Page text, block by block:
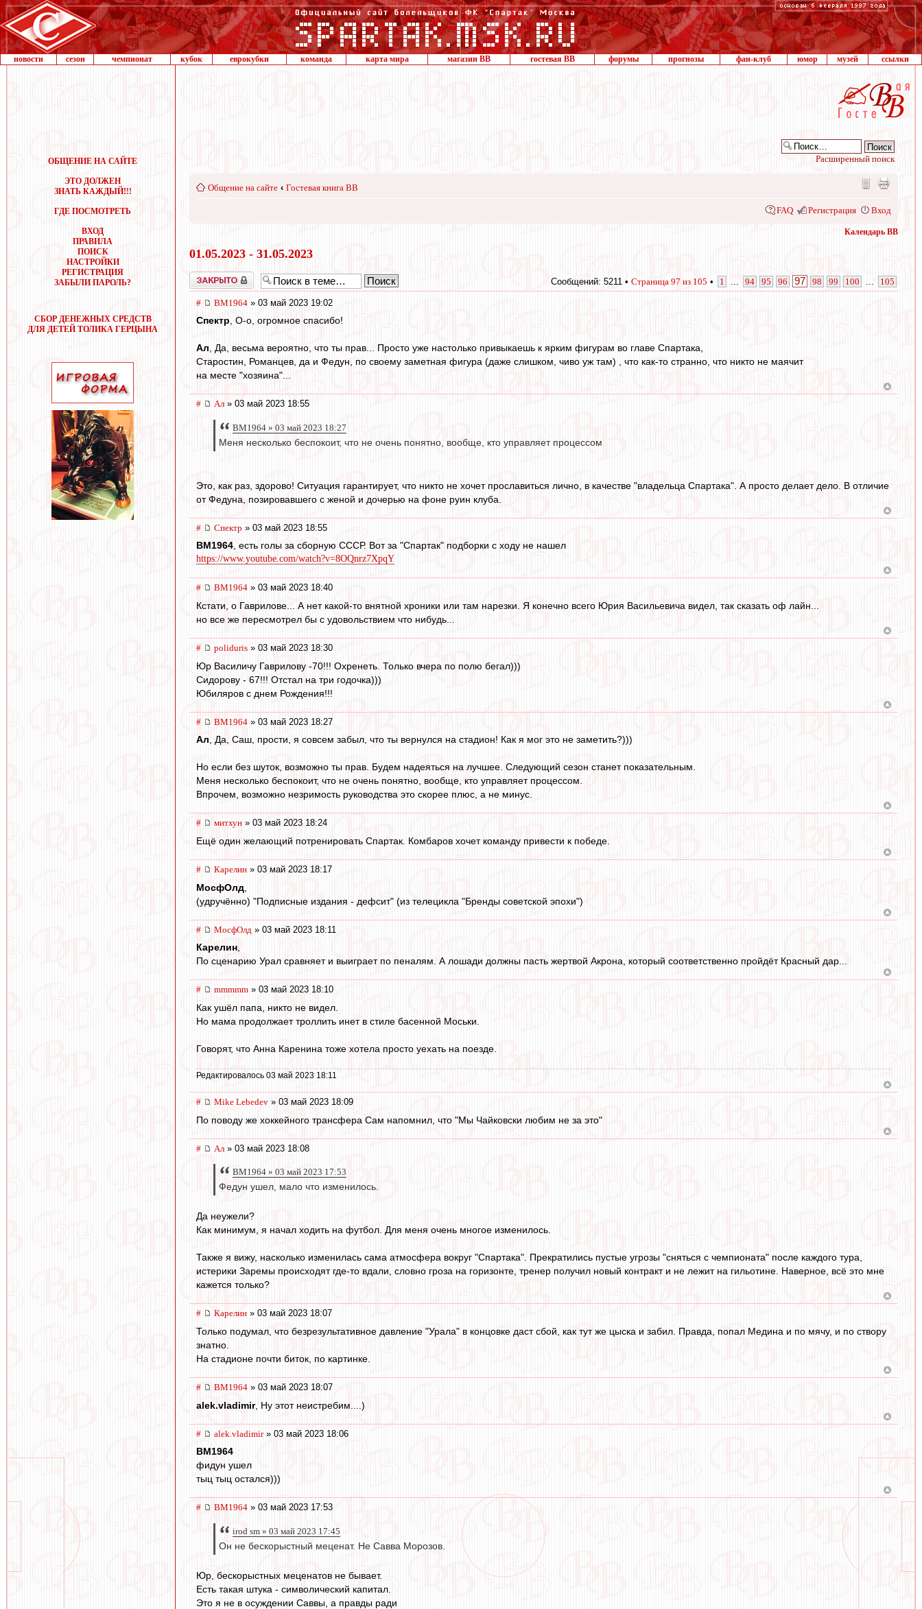
новости сезон чемпионат кубок еврокубки команда карта мира магазин ВВ гостевая ВВ форумы прогнозы фан-клуб юмор музей ссылки
ОБЩЕНИЕ НА САЙТЕ
ЭТО ДОЛЖЕН
ЗНАТЬ КАЖДЫЙ!!!
ГДЕ ПОСМОТРЕТЬ
ВХОД
ПРАВИЛА
ПОИСК
НАСТРОЙКИ
РЕГИСТРАЦИЯ
ЗАБЫЛИ ПАРОЛЬ?
СБОР ДЕНЕЖНЫХ СРЕДСТВ
ДЛЯ ДЕТЕЙ ТОЛИКА ГЕРЦЫНА
Расширенный поиск
Общение на сайте ‹ Гостевая книга ВВ
FAQ Регистрация Вход
Календарь ВВ
01.05.2023 - 31.05.2023
Закрыто Сообщений: 5211 • Страница 97 из 105 • 1 94 95 96 97 98 99 100 105
# BM1964 » 03 май 2023 19:02
Спектр, О-о, огромное спасибо!
Ал, Да, весьма вероятно, что ты прав... Просто уже настолько привыкаешь к ярким фигурам во главе Спартака,
Старостин, Романцев, да и Федун, по своему заметная фигура (даже слишком, чиво уж там) , что как-то странно, что никто не маячит
на месте "хозяина"...
# Ал» 03 май 2023 18:55
BM1964 » 03 май 2023 18:27
Меня несколько беспокоит, что не очень понятно, вообще, кто управляет процессом
Это, как раз, здорово! Ситуация гарантирует, что никто не хочет прославиться лично, в качестве "владельца Спартака". А просто делает дело. В отличие
от Федуна, позировавшего с женой и дочерью на фоне руин клуба.
# Спектр » 03 май 2023 18:55
BM1964, есть голы за сборную СССР. Вот за "Спартак" подборки с ходу не нашел
https://www.youtube.com/watch?v=8OQnrz7XpqY
# BM1964 » 03 май 2023 18:40
Кстати, о Гаврилове... А нет какой-то внятной хроники или там нарезки. Я конечно всего Юрия Васильевича видел, так сказать оф лайн...
но все же пересмотрел бы с удовольствием что нибудь...
# poliduris » 03 май 2023 18:30
Юр Василичу Гаврилову -70!!! Охренеть. Только вчера по полю бегал)))
Сидорову - 67!!! Отстал на три годочка)))
Юбиляров с днем Рождения!!!
# BM1964 » 03 май 2023 18:27
Ал, Да, Саш, прости, я совсем забыл, что ты вернулся на стадион! Как я мог это не заметить?)))
Но если без шуток, возможно ты прав. Будем надеяться на лучшее. Следующий сезон станет показательным.
Меня несколько беспокоит, что не очень понятно, вообще, кто управляет процессом.
Впрочем, возможно незримость руководства это скорее плюс, а не минус.
# митхун » 03 май 2023 18:24
Ещё один желающий потренировать Спартак. Комбаров хочет команду привести к победе.
# Карелин » 03 май 2023 18:17
МосфОлд
(удручённо) "Подписные издания - дефсит" (из телецикла "Бренды советской эпохи")
# МосфОлд » 03 май 2023 18:11
Карелин,
По сценарию Урал сравняет и выиграет по пеналям. А лошади должны пасть жертвой Акрона, который соответственно пройдёт Красный дар...
# mmmmm » 03 май 2023 18:10
Как ушёл папа, никто не видел.
Но мама продолжает троллить инет в стиле басенной Моськи.
Говорят, что Анна Каренина тоже хотела просто уехать на поезде.
Редактировалось 03 май 2023 18:11
# Mike Lebedev » 03 май 2023 18:09
По поводу же хоккейного трансфера Сам напомнил, что "Мы Чайковски любим не за это"
# Ал » 03 май 2023 18:08
BM1964 » 03 май 2023 17:53
Федун ушел, мало что изменилось.
Да неужели?
Как минимум, я начал ходить на футбол. Для меня очень многое изменилось.
Также я вижу, насколько изменилась сама атмосфера вокруг "Спартака". Прекратились пустые угрозы "сняться с чемпионата" после каждого тура,
истерики Заремы происходят где-то вдали, словно гроза на горизонте, тренер получил новый контракт и не лежит на гильотине. Наверное, всё это мне
кажется только?
# Карелин » 03 май 2023 18:07
Только подумал, что безрезультативное давление "Урала" в концовке даст сбой, как тут же цыска и забил. Правда, попал Медина и по мячу, и по створу
знатно.
На стадионе почти биток, по картинке.
# BM1964 » 03 май 2023 18:07
alek.vladimir, Ну этот неистребим....)
# alek.vladimir» 03 май 2023 18:06
BM1964
фидун ушел
тыц тыц остался)))
# BM1964 » 03 май 2023 17:53
irod sm » 03 май 2023 17:45
Он не бескорыстный меценат. Не Савва Морозов.
Юр, бескорыстных меценатов не бывает.
Есть такая штука - символический капитал.
Это я не в осуждении Саввы, а правды ради